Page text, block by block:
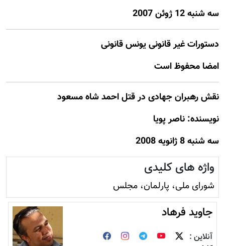
سه شنبه 12 ژوئن 2007
دستورات غير قانونی يونس قانونی
امضا محفوظ است
نقش رهبران جهادی در قتل احمد شاه مسعود
نويسنده: ناصر پويا
سه شنبه 8 ژانويه 2008
واژه های کلیدی
شورای ملی، پارلمان، مجلس
جاويد فرهاد
آنلاین :